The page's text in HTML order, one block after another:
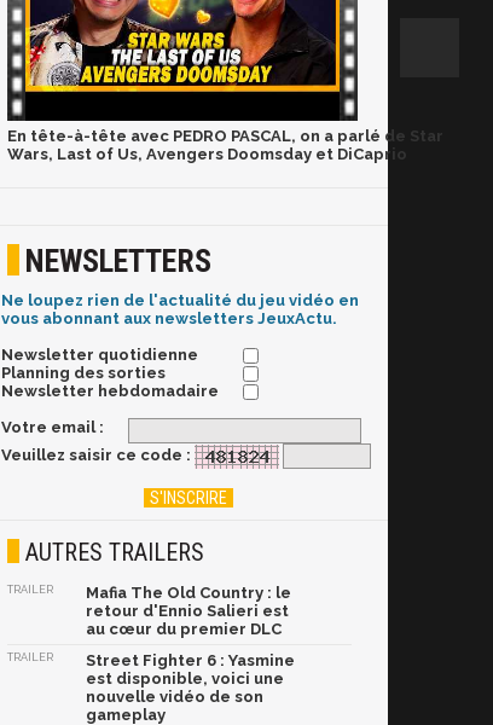
En tête-à-tête avec PEDRO PASCAL, on a parlé de Star
Wars, Last of Us, Avengers Doomsday et DiCaprio
NEWSLETTERS
Ne loupez rien de l'actualité du jeu vidéo en
vous abonnant aux newsletters JeuxActu.
Newsletter quotidienne
Planning des sorties
Newsletter hebdomadaire
Votre email :
Veuillez saisir ce code :
AUTRES TRAILERS
TRAILER
Mafia The Old Country : le
retour d'Ennio Salieri est
au cœur du premier DLC
TRAILER
Street Fighter 6 : Yasmine
est disponible, voici une
nouvelle vidéo de son
gameplay